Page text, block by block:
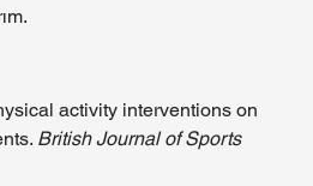
activity interventions on
British Journal of Sports